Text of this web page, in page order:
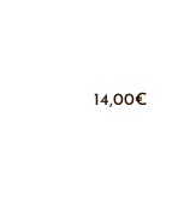
14,00€